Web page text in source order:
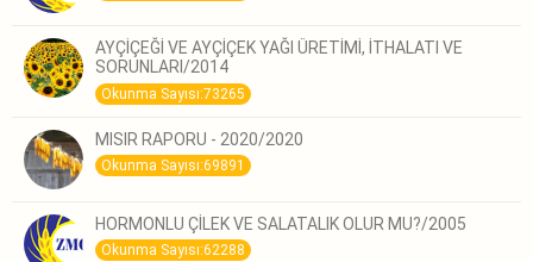
AYÇİÇEĞİ VE AYÇİÇEK YAĞI ÜRETİMİ, İTHALATI VE
SORUNLARI/2014
Okunma Sayısı:73265
MISIR RAPORU - 2020/2020
Okunma Sayısı:69891
HORMONLU ÇİLEK VE SALATALIK OLUR MU?/2005
Okunma Sayısı:62288